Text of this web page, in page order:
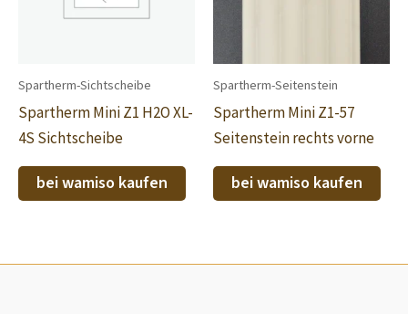
Spartherm-Sichtscheibe
Spartherm Mini Z1 H2O XL-
4S Sichtscheibe
bei wamiso kaufen
Spartherm-Seitenstein
Spartherm Mini Z1-57
Seitenstein rechts vorne
bei wamiso kaufen